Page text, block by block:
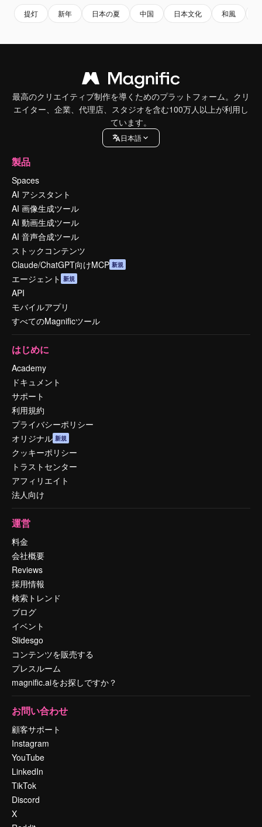
提灯 新年 日本の夏 中国 日本文化 和風
最高のクリエイティブ制作を導くためのプラットフォーム。クリ
エイター、企業、代理店、スタジオを含む100万人以上が利用し
ています。
日本語
製品
Spaces
AI アシスタント
AI 画像生成ツール
AI 動画生成ツール
AI 音声合成ツール
ストックコンテンツ
Claude/ChatGPT向けMCP 新規
エージェント 新規
API
モバイルアプリ
すべてのMagnificツール
はじめに
Academy
ドキュメント
サポート
利用規約
プライバシーポリシー
オリジナル 新規
クッキーポリシー
トラストセンター
アフィリエイト
法人向け
運営
料金
会社概要
Reviews
採用情報
検索トレンド
ブログ
イベント
Slidesgo
コンテンツを販売する
プレスルーム
magnific.aiをお探しですか？
お問い合わせ
顧客サポート
Instagram
YouTube
LinkedIn
TikTok
Discord
X